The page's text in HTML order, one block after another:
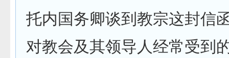
托内国务卿谈到教宗这封信
对教会及其领导人经常受到